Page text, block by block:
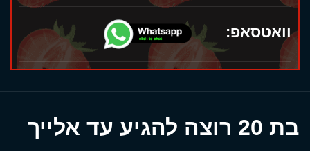
וואטסאפ:
בת 20 רוצה להגיע עד אלייך